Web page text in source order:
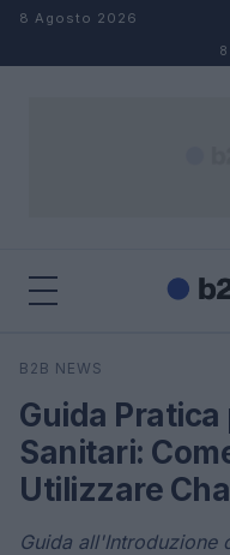
Salta al contenuto
8 Agosto 2026
Cerca
B2B NEWS
Guida
Sanitari:
Utilizzare
Guida all'Introduzione